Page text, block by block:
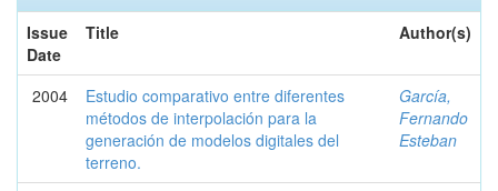
Issue
Date
Title Author(s)
2004
Estudio comparativo entre diferentes
métodos de interpolación para la
generación de modelos digitales del
terreno.
García,
Fernando
Esteban